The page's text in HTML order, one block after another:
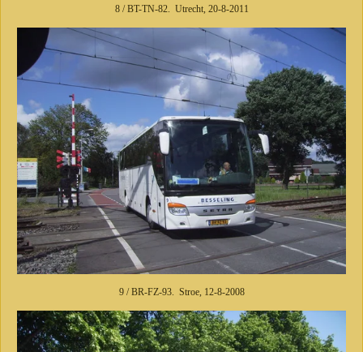
8 / BT-TN-82. Utrecht, 20-8-2011
9 / BR-FZ-93. Stroe, 12-8-2008